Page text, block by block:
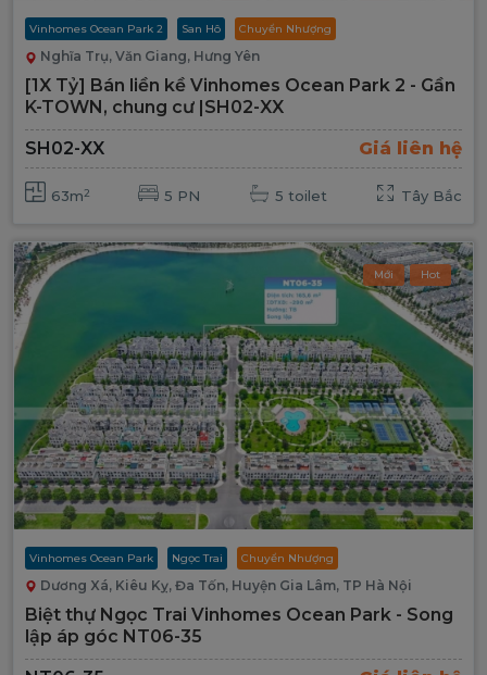
Vinhomes Ocean Park 2 San Hô Chuyển Nhượng
Nghĩa Trụ, Văn Giang, Hưng Yên
[1X Tỷ] Bán liền kề Vinhomes Ocean Park 2 - Gần
K-TOWN, chung cư |SH02-XX
SH02-XX
Giá liên hệ
63m2 5 PN 5 toilet Tây Bắc
Mới Hot
Vinhomes Ocean Park Ngọc Trai Chuyển Nhượng
Dương Xá, Kiêu Kỵ, Đa Tốn, Huyện Gia Lâm, TP Hà Nội
Biệt thự Ngọc Trai Vinhomes Ocean Park - Song
lập áp góc NT06-35